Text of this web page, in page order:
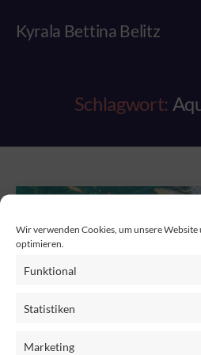
Wir verwenden Cookies, um unsere Website
optimieren.
Funktional
Statistiken
Marketing
Kyrala Bettina Belitz
Schlagwort: